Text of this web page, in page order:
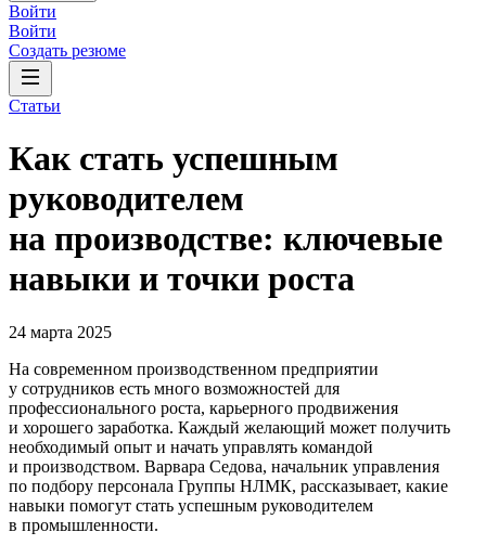
Войти
Войти
Создать резюме
Статьи
Как стать успешным
руководителем
на производстве: ключевые
навыки и точки роста
24 марта 2025
На современном производственном предприятии
у сотрудников есть много возможностей для
профессионального роста, карьерного продвижения
и хорошего заработка. Каждый желающий может получить
необходимый опыт и начать управлять командой
и производством. Варвара Седова, начальник управления
по подбору персонала Группы НЛМК, рассказывает, какие
навыки помогут стать успешным руководителем
в промышленности.